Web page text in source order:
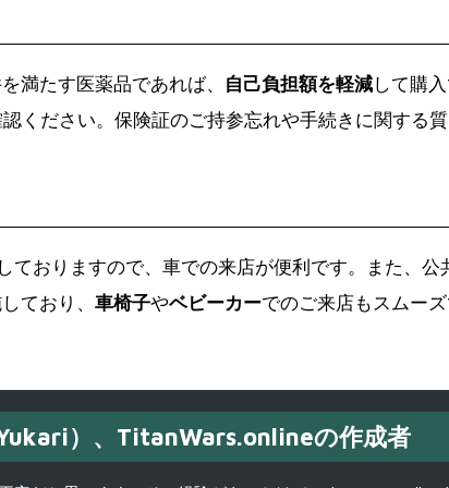
満たす医薬品であれば、 自己負担額を軽減して購
ください。保険証のご持参忘れや手続きに関する質
ておりますので、車での来店が便利です。また、公
ており、 車椅子やベビーカーでのご来店もスムー
）、TitanWars.onlineの作成者